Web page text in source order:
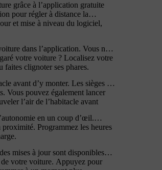
grâce à l’application gratuite
pour régler à distance la
et mise à niveau du logiciel,
dans l’application. Vous ne
votre voiture ? Localisez votre
faites clignoter ses phares.
avant d’y monter. Les sièges et
Vous pouvez également lancer
l’air de l’habitacle avant
en un coup d’œil.
Programmez les heures
mises à jour sont disponibles
votre voiture. Appuyez pour